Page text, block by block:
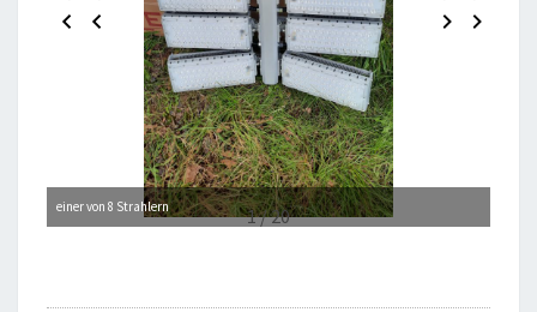
einer von 8 Strahlern 1 / 20